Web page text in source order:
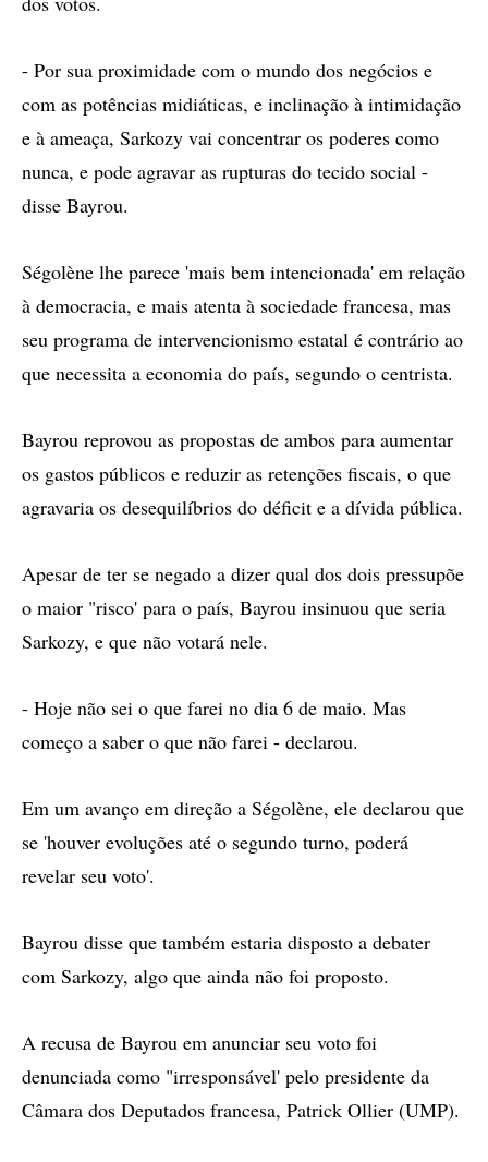
- Por sua proximidade com o mundo dos negócios e
com as potências midiáticas, e inclinação à intimidação
e à ameaça, Sarkozy vai concentrar os poderes como
nunca, e pode agravar as rupturas do tecido social -
disse Bayrou.
Ségolène lhe parece 'mais bem intencionada' em relação
à democracia, e mais atenta à sociedade francesa, mas
seu programa de intervencionismo estatal é contrário ao
que necessita a economia do país, segundo o centrista.
Bayrou reprovou as propostas de ambos para aumentar
os gastos públicos e reduzir as retenções fiscais, o que
agravaria os desequilíbrios do déficit e a dívida pública.
Apesar de ter se negado a dizer qual dos dois pressupõe
o maior "risco' para o país, Bayrou insinuou que seria
Sarkozy, e que não votará nele.
- Hoje não sei o que farei no dia 6 de maio. Mas
começo a saber o que não farei - declarou.
Em um avanço em direção a Ségolène, ele declarou que
se 'houver evoluções até o segundo turno, poderá
revelar seu voto'.
Bayrou disse que também estaria disposto a debater
com Sarkozy, algo que ainda não foi proposto.
A recusa de Bayrou em anunciar seu voto foi
denunciada como "irresponsável' pelo presidente da
Câmara dos Deputados francesa, Patrick Ollier (UMP).